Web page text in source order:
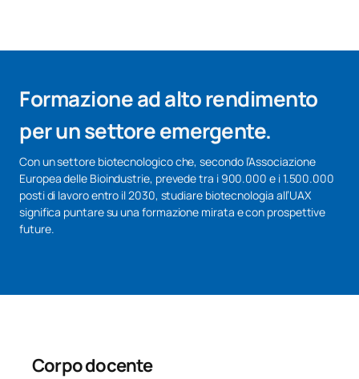
Formazione ad alto rendimento
per un settore emergente.
Con un settore biotecnologico che, secondo l’Associazione
Europea delle Bioindustrie, prevede tra i 900.000 e i 1.500.000
posti di lavoro entro il 2030, studiare biotecnologia all’UAX
significa puntare su una formazione mirata e con prospettive
future.
Corpo docente